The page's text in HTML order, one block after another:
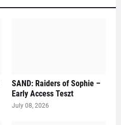
SAND: Raiders of Sophie –
Early Access Teszt
July 08, 2026